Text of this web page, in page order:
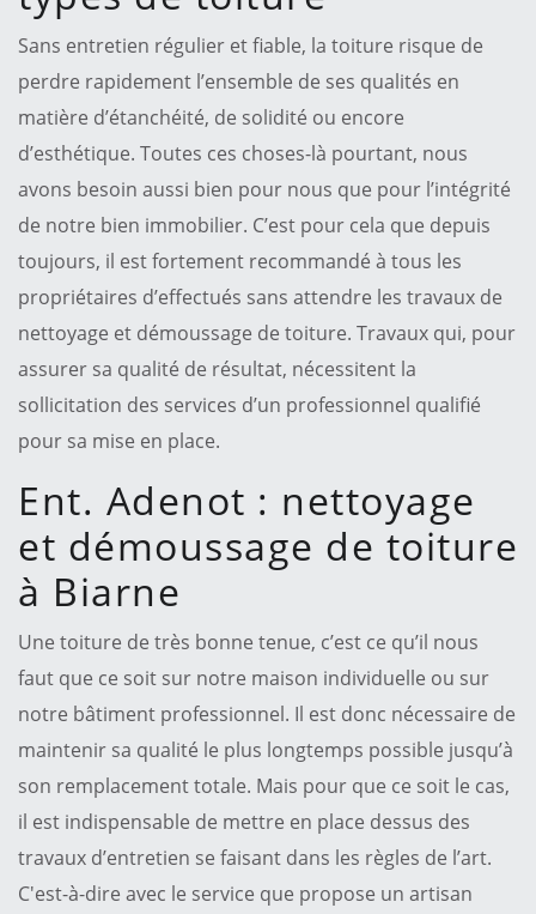
Sans entretien régulier et fiable, la toiture risque de
perdre rapidement l’ensemble de ses qualités en
matière d’étanchéité, de solidité ou encore
d’esthétique. Toutes ces choses-là pourtant, nous
avons besoin aussi bien pour nous que pour l’intégrité
de notre bien immobilier. C’est pour cela que depuis
toujours, il est fortement recommandé à tous les
propriétaires d’effectués sans attendre les travaux de
nettoyage et démoussage de toiture. Travaux qui, pour
assurer sa qualité de résultat, nécessitent la
sollicitation des services d’un professionnel qualifié
pour sa mise en place.
Ent. Adenot : nettoyage
et démoussage de toiture
à Biarne
Une toiture de très bonne tenue, c’est ce qu’il nous
faut que ce soit sur notre maison individuelle ou sur
notre bâtiment professionnel. Il est donc nécessaire de
maintenir sa qualité le plus longtemps possible jusqu’à
son remplacement totale. Mais pour que ce soit le cas,
il est indispensable de mettre en place dessus des
travaux d’entretien se faisant dans les règles de l’art.
C'est-à-dire avec le service que propose un artisan